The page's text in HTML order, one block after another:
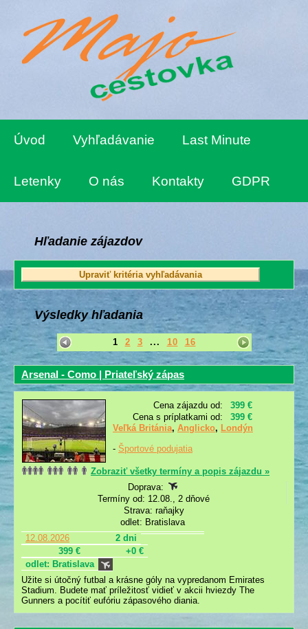
Úvod Vyhľadávanie Last Minute
Letenky O nás Kontakty GDPR
Hľadanie zájazdov
Výsledky hľadania
1 2 3 ... 10 16
Arsenal - Como | Priateľský zápas
Cena zájazdu od:
399 €
Cena s príplatkami od:
399 €
Veľká Británia, Anglicko, Londýn
- Športové podujatia
Zobraziť všetky termíny a popis zájazdu »
Doprava:
Termíny od: 12.08., 2 dňové
Strava: raňajky
odlet: Bratislava
12.08.2026
2 dni
399 €
+0 €
odlet: Bratislava
Užite si útočný futbal a krásne góly na vypredanom Emirates
Stadium. Budete mať príležitosť vidieť v akcii hviezdy The
Gunners a pocítiť eufóriu zápasového diania.